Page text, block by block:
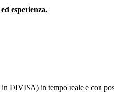
esperienza.
DIVISA) in tempo reale e con